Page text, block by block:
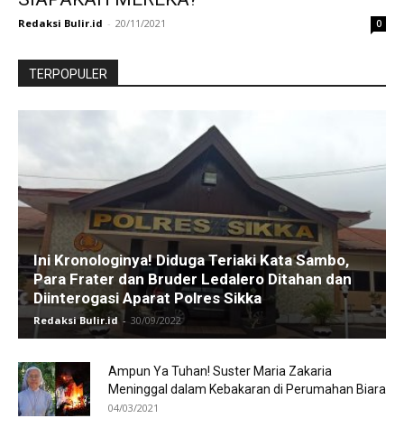
Redaksi Bulir.id - 20/11/2021 0
TERPOPULER
Ini Kronologinya! Diduga Teriaki Kata Sambo,
Para Frater dan Bruder Ledalero Ditahan dan
Diinterogasi Aparat Polres Sikka
Redaksi Bulir.id - 30/09/2022
Ampun Ya Tuhan! Suster Maria Zakaria
Meninggal dalam Kebakaran di Perumahan Biara
04/03/2021